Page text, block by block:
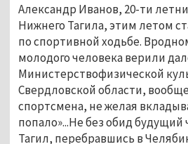
Александр Иванов, 20-ти
Нижнего Тагила, этим летом
по спортивной ходьбе.
молодого человека верили
Министерствофизической
Свердловской области,
спортсмена, не желая
попало»...Не без обид
Тагил, перебравшись в